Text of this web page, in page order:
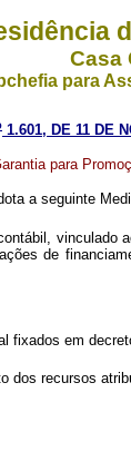
Casa
para
1.601, DE 11 DE
para
a seguinte
vinculado
de
fixados em
dos recursos